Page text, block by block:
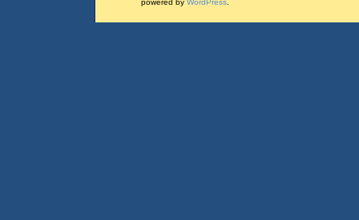
powered by WordPress.